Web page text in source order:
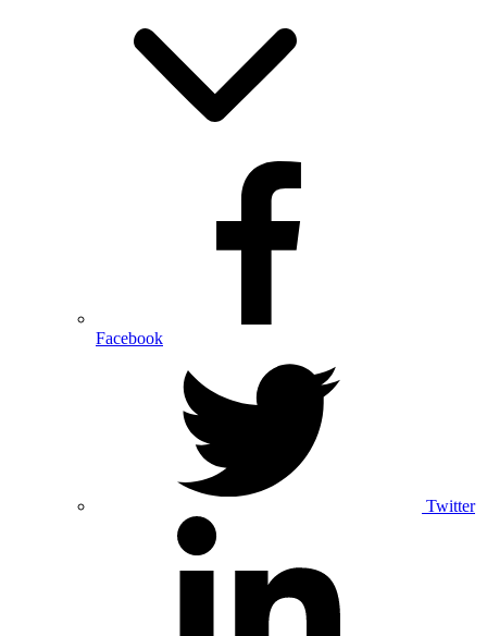
Facebook
Twitter